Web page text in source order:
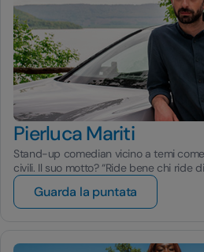
Pierluca Mariti
Stand-up comedian vicino a temi
civili. Il suo motto? “Ride bene chi ride di
Guarda la puntata